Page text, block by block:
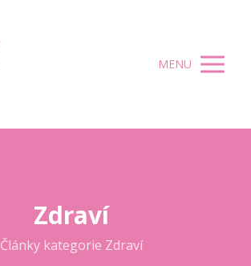
MENU
Zdraví
Články kategorie Zdraví